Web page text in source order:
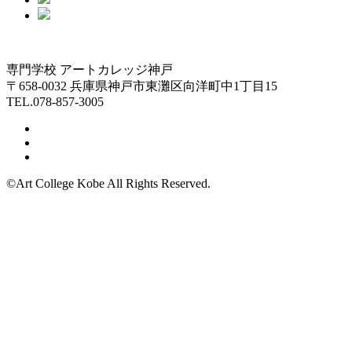
専門学校 アートカレッジ神戸
〒658-0032 兵庫県神戸市東灘区向洋町中1丁目15
TEL.078-857-3005
©Art College Kobe All Rights Reserved.